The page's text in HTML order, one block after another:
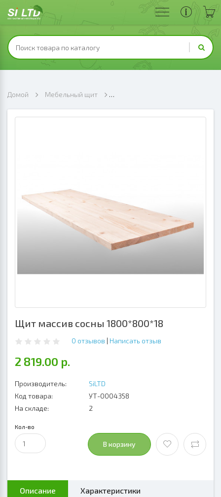
Домой Мебельный щит
Щит массив сосны 1800*800*18
0 отзывов | Написать отзыв
2 819.00 р.
Производитель:
SiLTD
Код товара:
УТ-0004358
На складе:
2
Кол-во
В корзину
Описание Характеристики